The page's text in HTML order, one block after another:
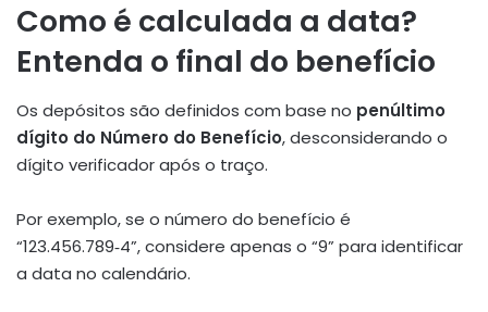
Como é calculada a data?
Entenda o final do benefício
Os depósitos são definidos com base no penúltimo
dígito do Número do Benefício, desconsiderando o
dígito verificador após o traço.
Por exemplo, se o número do benefício é
“123.456.789‑4”, considere apenas o “9” para identificar
a data no calendário.